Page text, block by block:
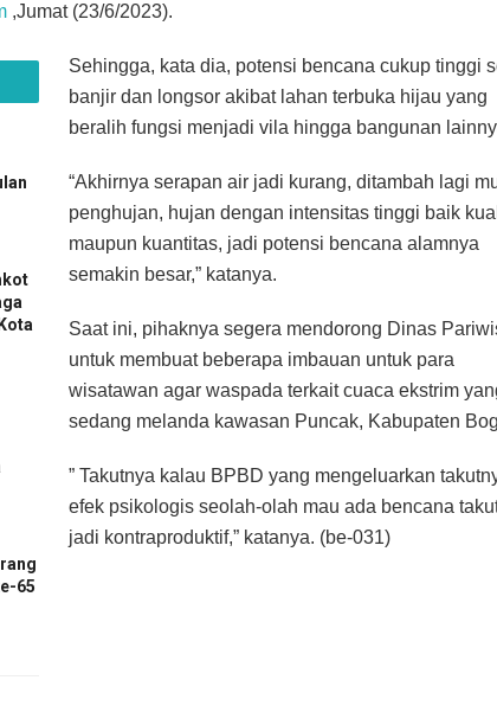
,Jumat (23/6/2023).
65
Sehingga, kata dia, potensi bencana cukup tinggi
banjir dan longsor akibat lahan terbuka hijau yang
beralih fungsi menjadi vila hingga bangunan
“Akhirnya serapan air jadi kurang, ditambah lagi
penghujan, hujan dengan intensitas tinggi baik
maupun kuantitas, jadi potensi bencana alamnya
semakin besar,” katanya.
Saat ini, pihaknya segera mendorong Dinas
untuk membuat beberapa imbauan untuk para
wisatawan agar waspada terkait cuaca ekstrim
sedang melanda kawasan Puncak, Kabupaten
” Takutnya kalau BPBD yang mengeluarkan
efek psikologis seolah-olah mau ada bencana
jadi kontraproduktif,” katanya. (be-031)